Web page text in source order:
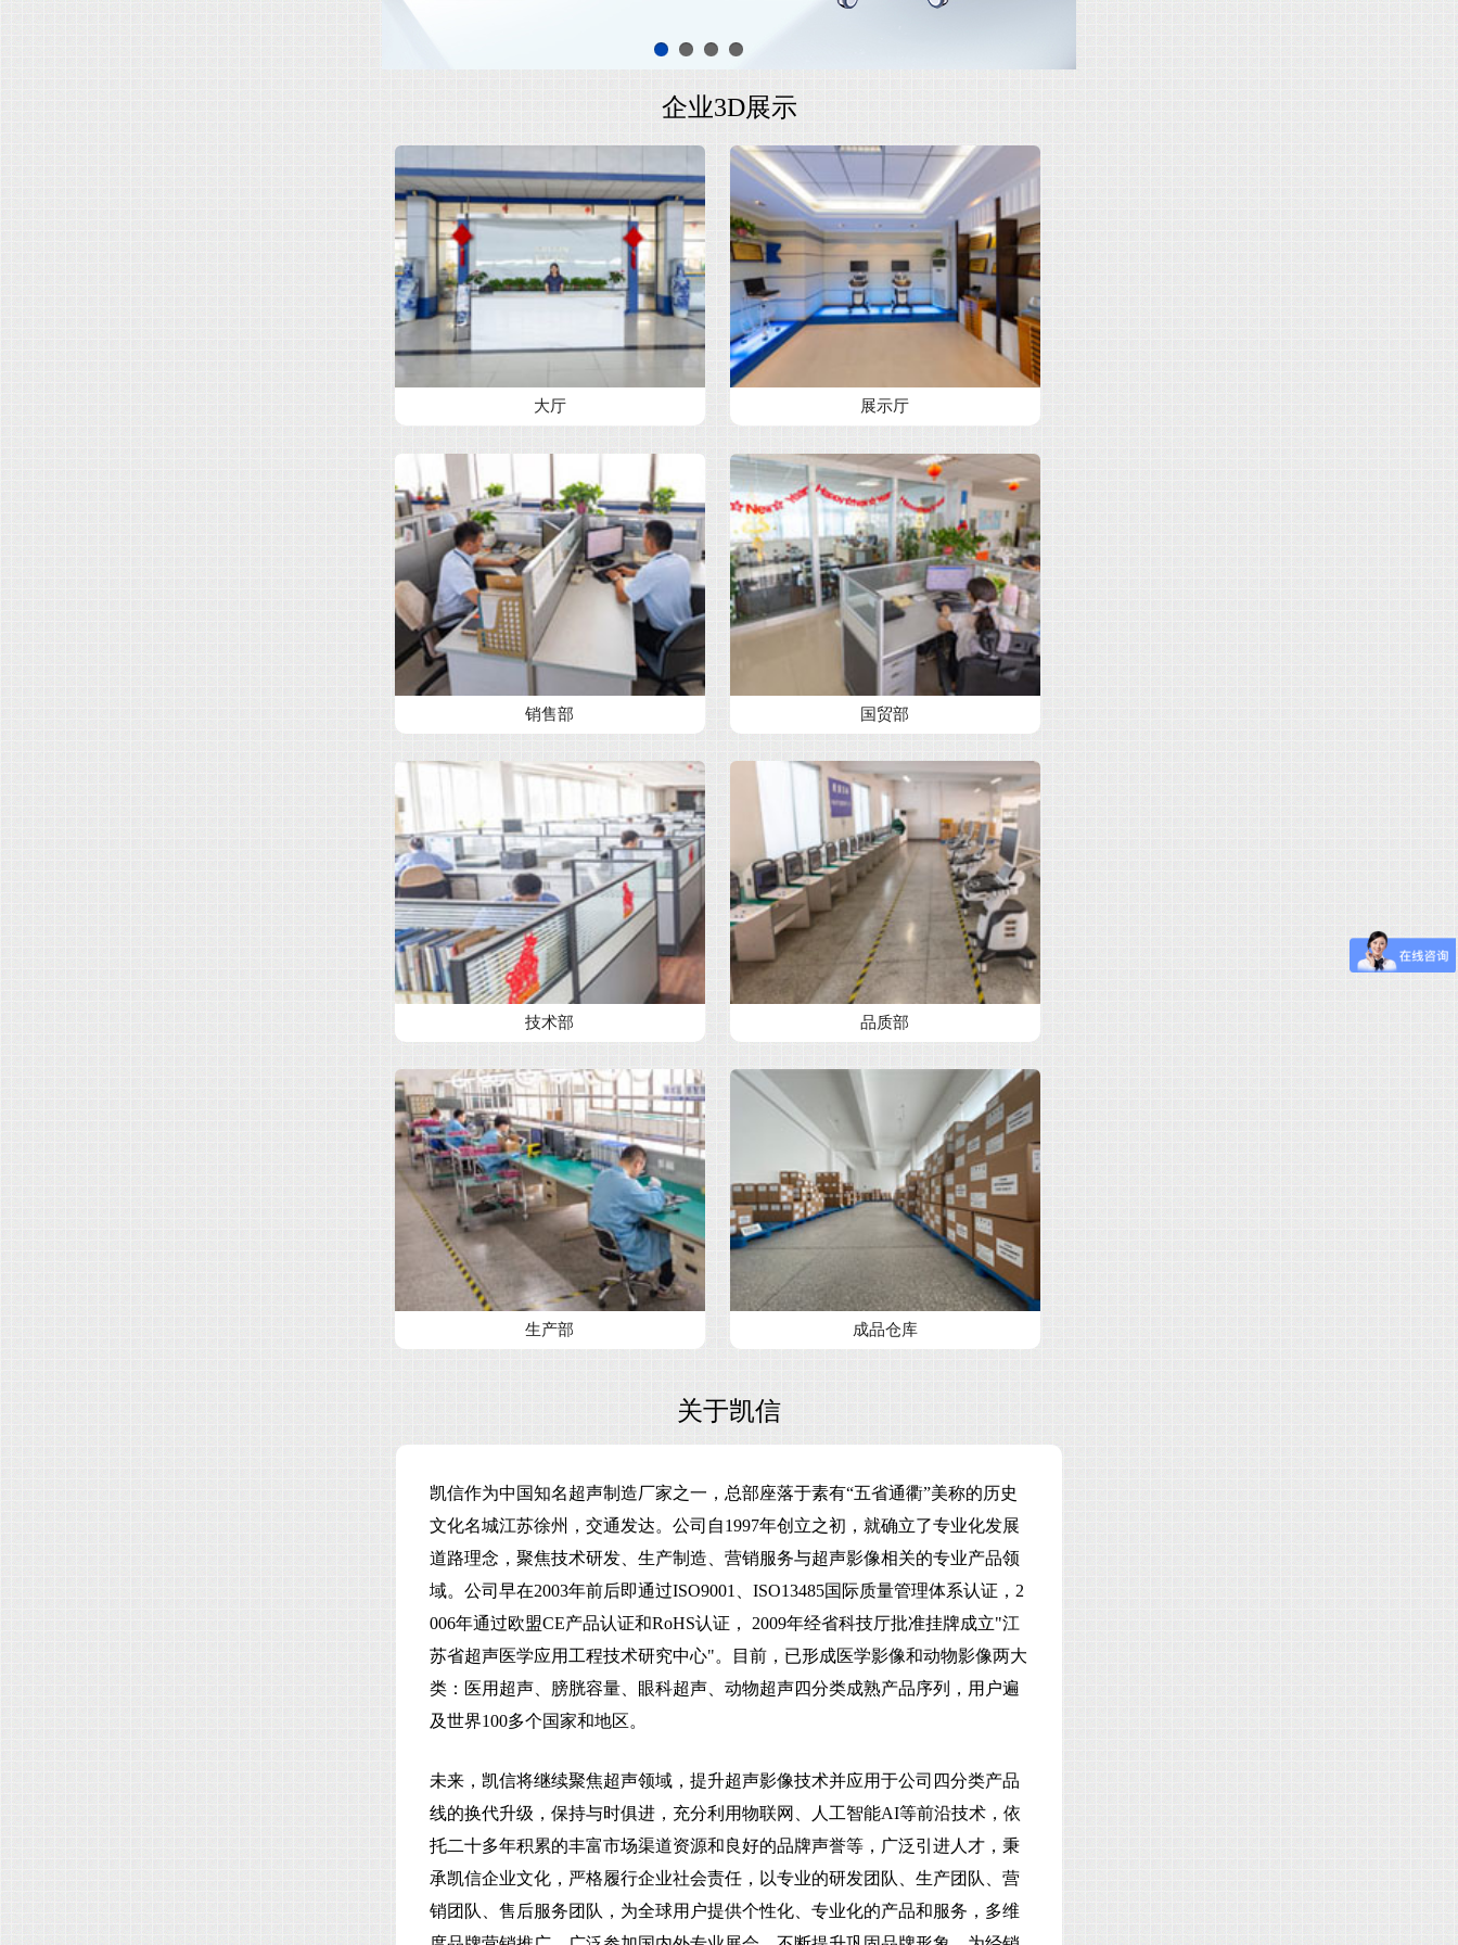
企业3D展示
大厅 展示厅
销售部 国贸部
技术部 品质部
生产部 成品仓库
关于凯信
凯信作为中国知名超声制造厂家之一，总部座落于素有“五省通衢”美称的历史
文化名城江苏徐州，交通发达。公司自1997年创立之初，就确立了专业化发展
道路理念，聚焦技术研发、生产制造、营销服务与超声影像相关的专业产品领
域。公司早在2003年前后即通过ISO9001、ISO13485国际质量管理体系认证，2
006年通过欧盟CE产品认证和RoHS认证， 2009年经省科技厅批准挂牌成立"江
苏省超声医学应用工程技术研究中心"。目前，已形成医学影像和动物影像两大
类：医用超声、膀胱容量、眼科超声、动物超声四分类成熟产品序列，用户遍
及世界100多个国家和地区。
未来，凯信将继续聚焦超声领域，提升超声影像技术并应用于公司四分类产品
线的换代升级，保持与时俱进，充分利用物联网、人工智能AI等前沿技术，依
托二十多年积累的丰富市场渠道资源和良好的品牌声誉等，广泛引进人才，秉
承凯信企业文化，严格履行企业社会责任，以专业的研发团队、生产团队、营
销团队、售后服务团队，为全球用户提供个性化、专业化的产品和服务，多维